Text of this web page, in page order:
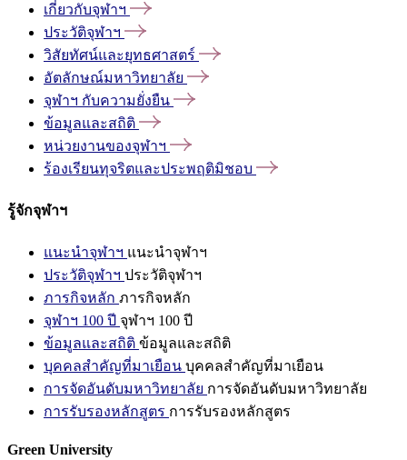
เกี่ยวกับจุฬาฯ
ประวัติจุฬาฯ
วิสัยทัศน์และยุทธศาสตร์
อัตลักษณ์มหาวิทยาลัย
จุฬาฯ กับความยั่งยืน
ข้อมูลและสถิติ
หน่วยงานของจุฬาฯ
ร้องเรียนทุจริตและประพฤติมิชอบ
รู้จักจุฬาฯ
แนะนำจุฬาฯ แนะนำจุฬาฯ
ประวัติจุฬาฯ ประวัติจุฬาฯ
ภารกิจหลัก ภารกิจหลัก
จุฬาฯ 100 ปี จุฬาฯ 100 ปี
ข้อมูลและสถิติ ข้อมูลและสถิติ
บุคคลสำคัญที่มาเยือน บุคคลสำคัญที่มาเยือน
การจัดอันดับมหาวิทยาลัย การจัดอันดับมหาวิทยาลัย
การรับรองหลักสูตร การรับรองหลักสูตร
Green University